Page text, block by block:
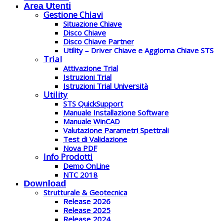
Area Utenti
Gestione Chiavi
Situazione Chiave
Disco Chiave
Disco Chiave Partner
Utility – Driver Chiave e Aggiorna Chiave STS
Trial
Attivazione Trial
Istruzioni Trial
Istruzioni Trial Università
Utility
STS QuickSupport
Manuale Installazione Software
Manuale WinCAD
Valutazione Parametri Spettrali
Test di Validazione
Nova PDF
Info Prodotti
Demo OnLine
NTC 2018
Download
Strutturale & Geotecnica
Release 2026
Release 2025
Release 2024